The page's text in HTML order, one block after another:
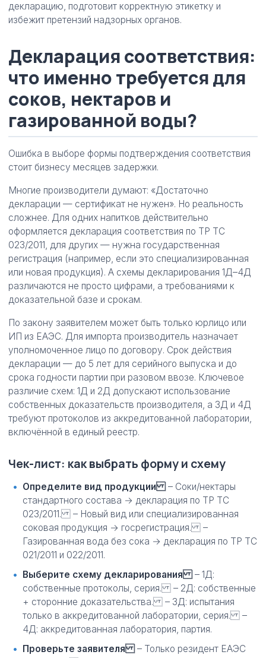
декларацию, подготовит корректную этикетку и
избежит претензий надзорных органов.
Декларация соответствия:
что именно требуется для
соков, нектаров и
газированной воды?
Ошибка в выборе формы подтверждения соответствия
стоит бизнесу месяцев задержки.
Многие производители думают: «Достаточно
декларации — сертификат не нужен». Но реальность
сложнее. Для одних напитков действительно
оформляется декларация соответствия по ТР ТС
023/2011, для других — нужна государственная
регистрация (например, если это специализированная
или новая продукция). А схемы декларирования 1Д–4Д
различаются не просто цифрами, а требованиями к
доказательной базе и срокам.
По закону заявителем может быть только юрлицо или
ИП из ЕАЭС. Для импорта производитель назначает
уполномоченное лицо по договору. Срок действия
декларации — до 5 лет для серийного выпуска и до
срока годности партии при разовом ввозе. Ключевое
различие схем: 1Д и 2Д допускают использование
собственных доказательств производителя, а 3Д и 4Д
требуют протоколов из аккредитованной лаборатории,
включённой в единый реестр.
Чек-лист: как выбрать форму и схему
Определите вид продукции – Соки/нектары
стандартного состава → декларация по ТР ТС
023/2011. – Новый вид или специализированная
соковая продукция → госрегистрация. –
Газированная вода без сока → декларация по ТР ТС
021/2011 и 022/2011.
Выберите схему декларирования – 1Д:
собственные протоколы, серия. – 2Д: собственные
+ сторонние доказательства. – 3Д: испытания
только в аккредитованной лаборатории, серия. –
4Д: аккредитованная лаборатория, партия.
Проверьте заявителя – Только резидент ЕАЭС